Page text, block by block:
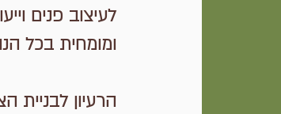
לעיצוב פנים
ומומחית בכל
הרעיון לבניית